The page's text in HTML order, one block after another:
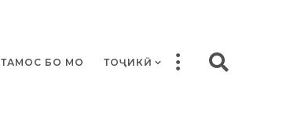
ТАМОС БО МО ТОҶИКӢ